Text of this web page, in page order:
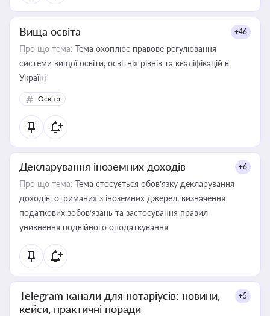
Вища освіта +46
Про що тема: Тема охоплює правове регулювання
системи вищої освіти, освітніх рівнів та кваліфікацій в
Україні
Освіта
Декларування іноземних доходів +6
Про що тема: Тема стосується обов’язку декларування
доходів, отриманих з іноземних джерел, визначення
податкових зобов’язань та застосування правил
уникнення подвійного оподаткування
Telegram канали для нотаріусів: новини,
кейси, практичні поради
+5